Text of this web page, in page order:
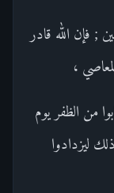
; فإن الله قادر
،
من الظفر يوم
ليزدادوا